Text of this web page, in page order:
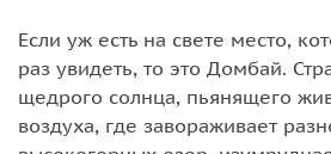
Если уж есть на свете место,
раз увидеть, то это Домбай.
щедрого солнца, пьянящего
воздуха, где завораживает